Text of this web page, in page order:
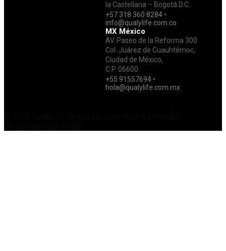
la Castellana – Bogotá D.C.
+57 318 360 8284 •
info@qualylife.com.co
MX México
AV. Paseo de la Reforma 300
Col. Juárez de Cuauhtémoc,
Ciudad de México,
C.P. 06600
+55 91557694 •
hola@qualylife.com.mx